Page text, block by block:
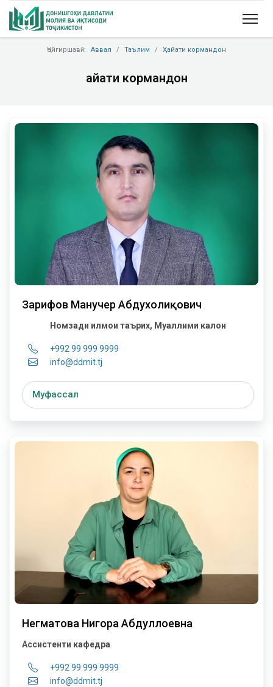
Ҷойгиршавӣ: Аввал Таълим Ҳайати кормандон
Ҳайати кормандон
Зарифов Манучеҳр Абдухолиқович
Номзади илмҳои таърих, Муаллими калон
+992 99 999 9999
info@ddmit.tj
Муфассал
Негматова Нигора Абдуллоевна
Ассистенти кафедра
+992 99 999 9999
info@ddmit.tj